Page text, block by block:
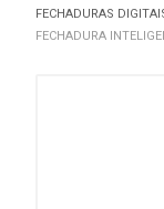
FECHADURAS
FECHADURA